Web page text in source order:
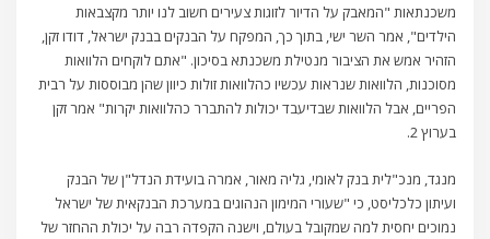
משכנתאות "המאבק על הדיור לזוגות צעירים חשוב לנו יותר מקצבאות
הילדים", אמר השר ישי, בתוך כך, המפקח על הבנקים בבנק ישראל, דודו זקן,
הזהיר אמש את הציבור מנטילת משכנתא בסיכון. "אתם לוקחים הלוואות
מסוכנות, הלוואות שנראות עכשיו כהלוואות זולות כיוון שהן מבוססות על רבית
הפריים, אבל הלוואות שבדיעבד יכולות להתברר כהלוואות יקרות" אמר זקן
בערוץ 2.
מנגד, מנכ"לית בנק לאומי, גליה מאור, אמרה בועידת הנדל"ן של הבנק
ועיתון כלכליסט, כי "שעורי המימון הנהוגים במערכת הבנקאית של ישראל
נמוכים יחסית למה שמקובל בעולם, וישנה הקפדה רבה על יכולת ההחזר של